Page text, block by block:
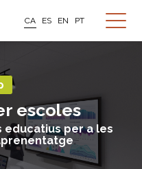
CA ES EN PT
escoles
educatius per a les